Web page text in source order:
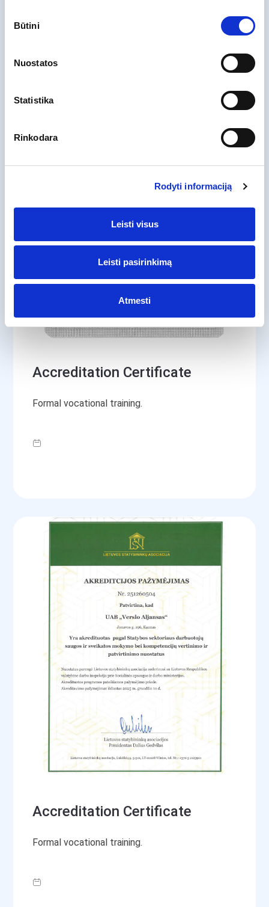
pasirinkimas
Būtini
Nuostatos
Statistika
Rinkodara
Rodyti informaciją
Leisti visus
Leisti pasirinkimą
Atmesti
Accreditation Certificate
Formal vocational training.
Accreditation Certificate
Formal vocational training.